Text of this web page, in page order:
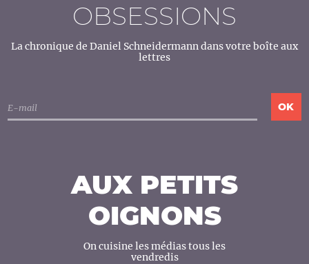
OBSESSIONS
La chronique de Daniel Schneidermann dans votre boîte aux
lettres
AUX PETITS
OIGNONS
On cuisine les médias tous les
vendredis